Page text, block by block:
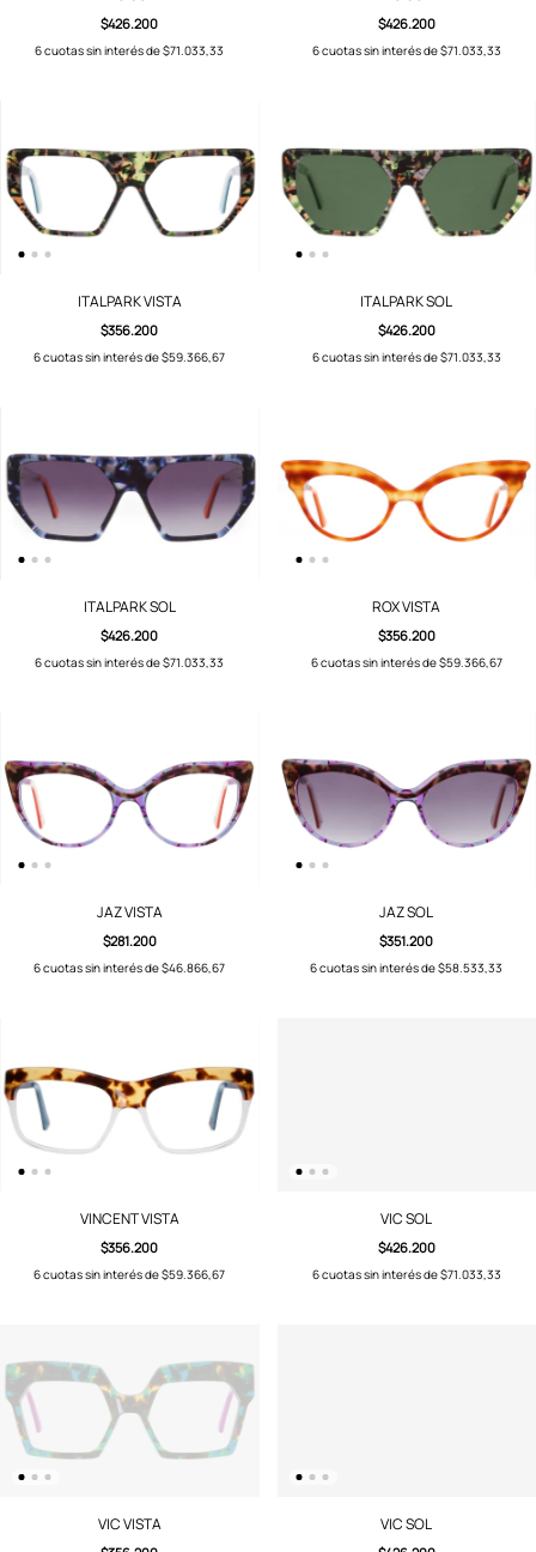
$426.200
6cuotas sin interés de$71.033,33
$426.200
6cuotas sin interés de$71.033,33
ITALPARK VISTA
$356.200
6cuotas sin interés de$59.366,67
ITALPARK SOL
$426.200
6cuotas sin interés de$71.033,33
ITALPARK SOL
$426.200
6cuotas sin interés de$71.033,33
ROX VISTA
$356.200
6cuotas sin interés de$59.366,67
JAZ VISTA
$281.200
6cuotas sin interés de$46.866,67
JAZ SOL
$351.200
6cuotas sin interés de$58.533,33
VINCENT VISTA
$356.200
6cuotas sin interés de$59.366,67
VIC SOL
$426.200
6cuotas sin interés de$71.033,33
VIC VISTA VIC SOL